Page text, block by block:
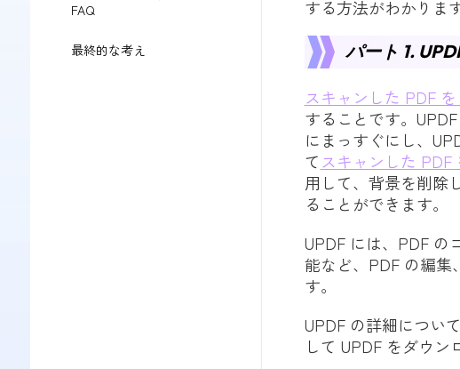
FAQ
最終的な考え
する方法がわかります
パート 1.
スキャンした PDF
することです。
にまっすぐにし、
てスキャンした PDF
用して、背景を削除
ることができます。
UPDF には、PDF の
能など、PDF の編集
す。
UPDF の詳細につい
して UPDF をダウン